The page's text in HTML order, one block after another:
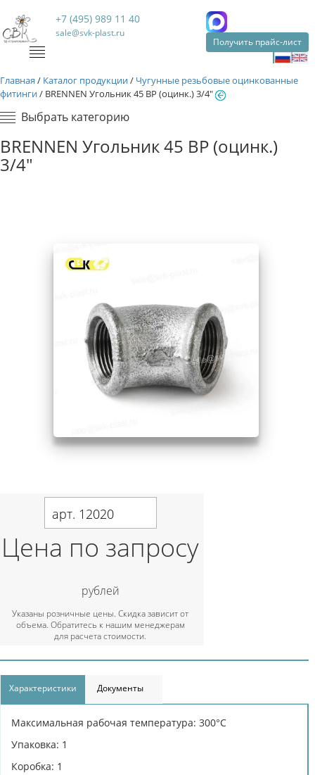
+7 (495) 989 11 40
sale@svk-plast.ru
Получить прайс-лист
Главная / Каталог продукции/ Чугунные резьбовые оцинкованные
фитинги/ BRENNEN Угольник 45 ВР (оцинк.) 3/4"
Выбрать категорию
BRENNEN Угольник 45 ВР (оцинк.)
3/4"
арт. 12020
Цена по запросу
рублей
Указаны розничные цены. Скидка зависит от
объема. Обратитесь к нашим менеджерам
для расчета стоимости.
Характеристики Документы
Максимальная рабочая температура: 300°С
Упаковка: 1
Коробка: 1